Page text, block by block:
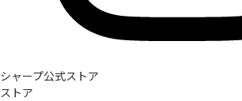
シャープ公式ストア
ストア